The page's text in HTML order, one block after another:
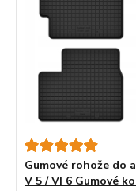
Gumové rohože do
V 5 / VI 6 Gumové